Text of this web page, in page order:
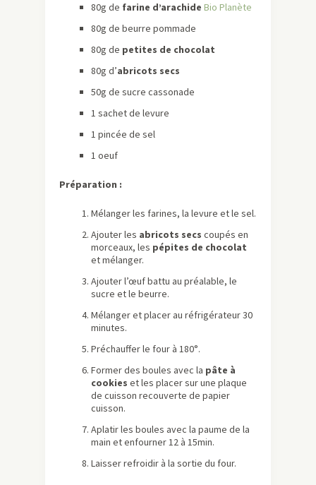
80g de farine d’arachide Bio Planète
80g de beurre pommade
80g de petites de chocolat
80g d’abricots secs
50g de sucre cassonade
1 sachet de levure
1 pincée de sel
1 oeuf
Préparation :
Mélanger les farines, la levure et le sel.
Ajouter les abricots secs coupés en
morceaux, les pépites de chocolat
et mélanger.
Ajouter l’œuf battu au préalable, le
sucre et le beurre.
Mélanger et placer au réfrigérateur 30
minutes.
Préchauffer le four à 180°.
Former des boules avec la pâte à
cookies et les placer sur une plaque
de cuisson recouverte de papier
cuisson.
Aplatir les boules avec la paume de la
main et enfourner 12 à 15min.
Laisser refroidir à la sortie du four.